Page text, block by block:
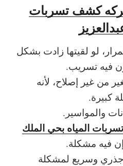
كشف تسربات
لو لقيتها زادت بشكل
فيه تسريب.
غير إصلاح، لأنه
كبيرة.
والمواسير.
المياه بحي الملك
فيه مشكلة.
جذري وسريع لمشكلة